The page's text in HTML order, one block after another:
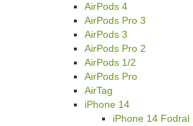
AirPods 4
AirPods Pro 3
AirPods 3
AirPods Pro 2
AirPods 1/2
AirPods Pro
AirTag
iPhone 14
iPhone 14 Fodral